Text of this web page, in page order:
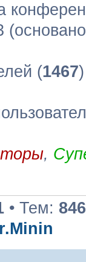
(1467
,
• Тем: 846